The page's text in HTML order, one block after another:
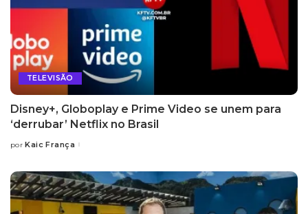
TELEVISÃO
Disney+, Globoplay e Prime Video se unem para
‘derrubar’ Netflix no Brasil
Posted
por Kaic França